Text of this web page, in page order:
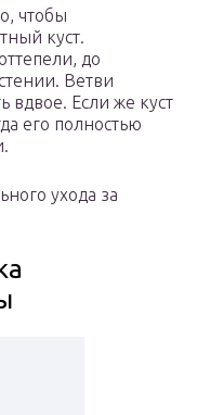
чтобы
куст.
до
Ветви
вдвое. Если же куст
его полностью
ухода за